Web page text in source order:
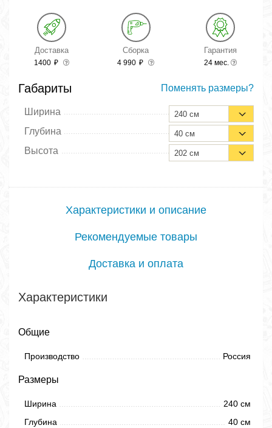
Доставка
1400 ₽
Сборка
4 990 ₽
Гарантия
24 мес.
Габариты Поменять размеры?
Ширина 240 см
Глубина 40 см
Высота 202 см
Характеристики и описание
Рекомендуемые товары
Доставка и оплата
Характеристики
Общие
Производство Россия
Размеры
Ширина
240 см
Глубина
40 см